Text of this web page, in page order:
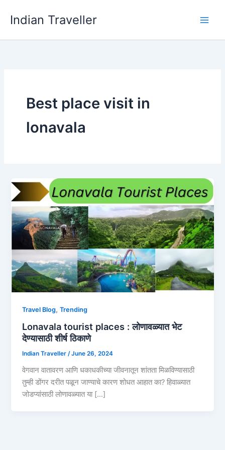
Indian Traveller
Best place visit in
lonavala
Travel Blog,Trending
Lonavala tourist places : लोणावळ्यात भेट
देण्यासाठी शीर्ष ठिकाणे
Indian Traveller/June 26, 2024
वेगवान वातावरण आणि धकाधकीच्या जीवनातून शांतता मिळविण्यासाठी
तुम्ही डोंगर दरीत पळून जाण्याचे कारण शोधत आहात का? हिवाळ्यात
जोडप्यांसाठी लोणावळ्यात या […]